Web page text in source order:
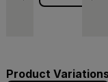
Product